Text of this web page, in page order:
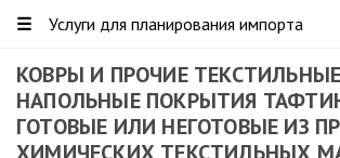
☰ Услуги для планирования импорта
КОВРЫ И ПРОЧИЕ ТЕКСТИЛЬНЫЕ
НАПОЛЬНЫЕ ПОКРЫТИЯ
ГОТОВЫЕ ИЛИ НЕГОТОВЫЕ ИЗ